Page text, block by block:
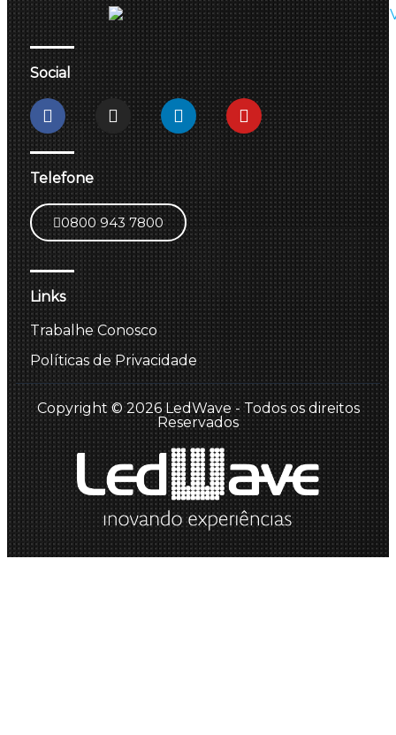
Social
Telefone
0800 943 7800
Links
Trabalhe Conosco
Políticas de Privacidade
Copyright © 2026 LedWave - Todos os direitos
Reservados